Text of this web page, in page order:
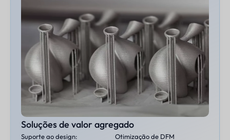
Soluções de valor agregado
Suporte ao design:
Otimização de DFM